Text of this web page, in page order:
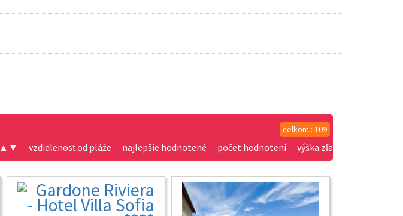
celkom : 109
▲ ▼ vzdialenosť od pláže najlepšie hodnotené počet hodnotení výška zľavy